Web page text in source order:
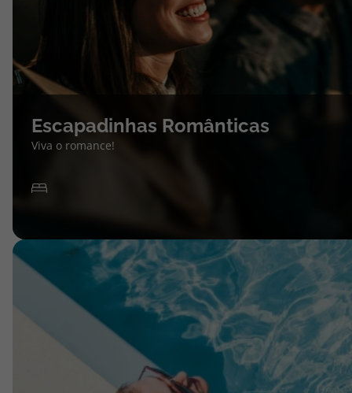
Escapadinhas Românticas
Viva o romance!